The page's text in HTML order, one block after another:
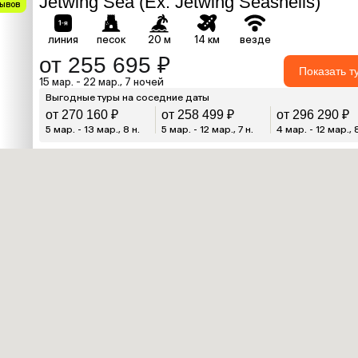
линия песок 20 м 14 км везде
от 255 695 ₽
15 мар. - 22 мар., 7 ночей
Показать
Выгодные туры на соседние даты
от 270 160 ₽
5 мар. - 13 мар., 8 н.
от 258 499 ₽
5 мар. - 12 мар., 7 н.
от 296 290 ₽
4 мар. - 12 мар.,